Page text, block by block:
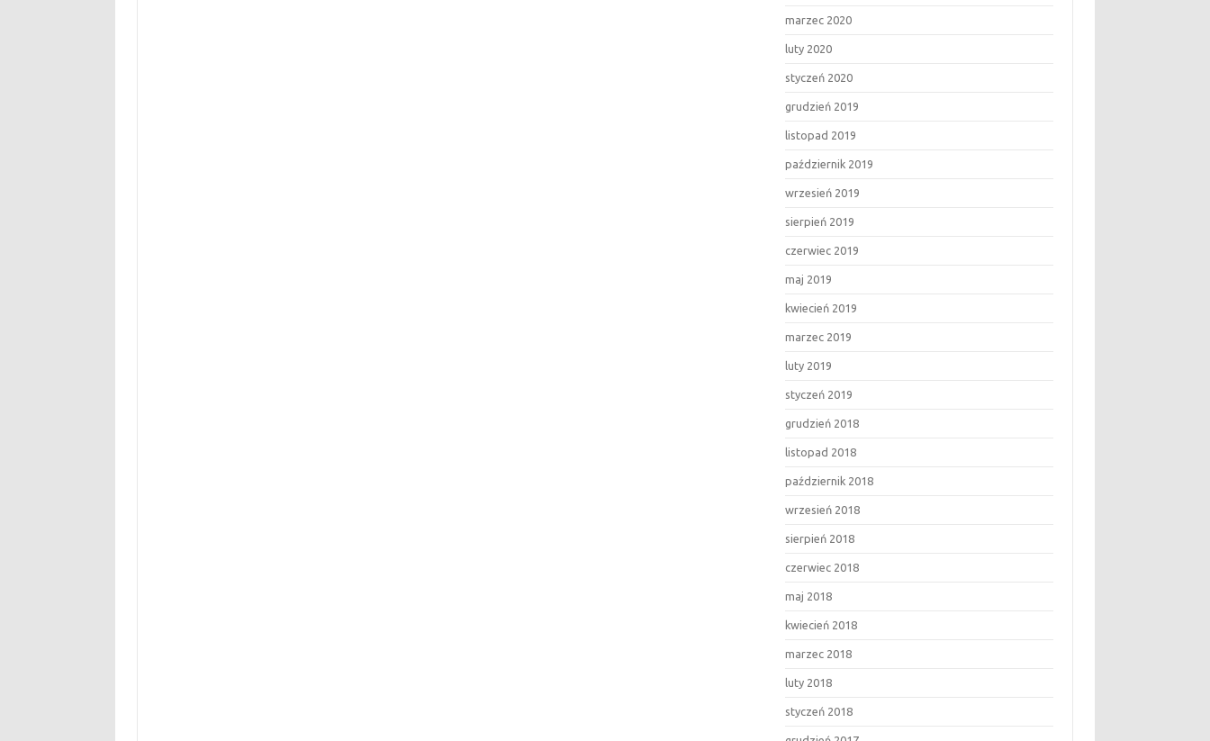
marzec 2020
luty 2020
styczeń 2020
grudzień 2019
listopad 2019
październik 2019
wrzesień 2019
sierpień 2019
czerwiec 2019
maj 2019
kwiecień 2019
marzec 2019
luty 2019
styczeń 2019
grudzień 2018
listopad 2018
październik 2018
wrzesień 2018
sierpień 2018
czerwiec 2018
maj 2018
kwiecień 2018
marzec 2018
luty 2018
styczeń 2018